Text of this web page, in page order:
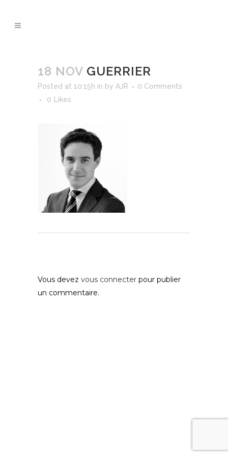
18 NOV GUERRIER
Posted at 10:15h in by AJR
0 Comments
0
Likes
Vous devez vous connecter pour publier
un commentaire.